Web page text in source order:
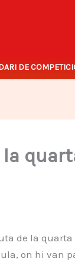
DE
de la quarta
on hi van